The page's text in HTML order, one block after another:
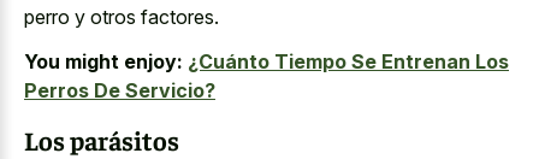
perro y otros factores.
You might enjoy: ¿Cuánto Tiempo Se Entrenan Los
Perros De Servicio?
Los parásitos